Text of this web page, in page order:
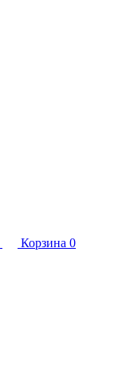
Корзина 0